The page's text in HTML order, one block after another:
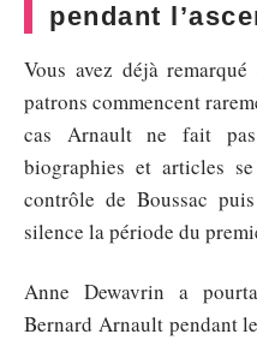
pendant
Vous avez déjà
patrons commencent
cas Arnault ne fait
biographies et articles
contrôle de Boussac
silence la période du
Anne Dewavrin a
Bernard Arnault pendant